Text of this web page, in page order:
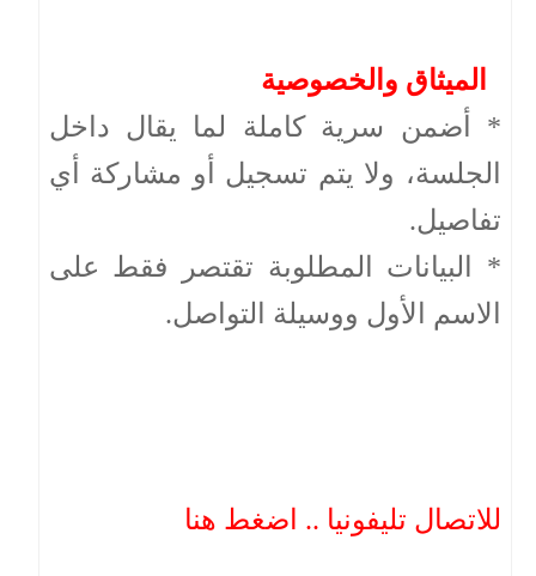
الميثاق والخصوصية
* أضمن سرية كاملة لما يقال داخل
الجلسة، ولا يتم تسجيل أو مشاركة أي
تفاصيل.
* البيانات المطلوبة تقتصر فقط على
الاسم الأول ووسيلة التواصل.
للاتصال تليفونيا .. اضغط هنا